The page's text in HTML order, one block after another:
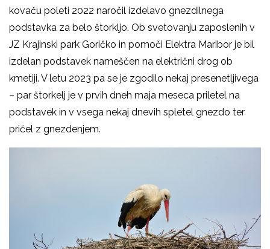
kovaču poleti 2022 naročil izdelavo gnezdilnega
podstavka za belo štorkljo. Ob svetovanju zaposlenih v
JZ Krajinski park Goričko in pomoči Elektra Maribor je bil
izdelan podstavek nameščen na električni drog ob
kmetiji. V letu 2023 pa se je zgodilo nekaj presenetljivega
– par štorkelj je v prvih dneh maja meseca priletel na
podstavek in v vsega nekaj dnevih spletel gnezdo ter
pričel z gnezdenjem.